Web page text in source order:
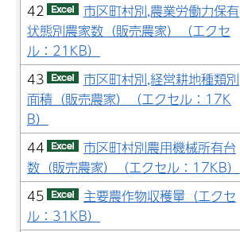
42
市区町村別,農業労働力保有
状態別農家数（販売農家）（エクセ
ル：21KB）
43
市区町村別,経営耕地種類別
面積（販売農家）（エクセル：17K
B）
44
市区町村別農用機械所有台
数（販売農家）（エクセル：17KB）
45
主要農作物収穫量（エクセ
ル：31KB）